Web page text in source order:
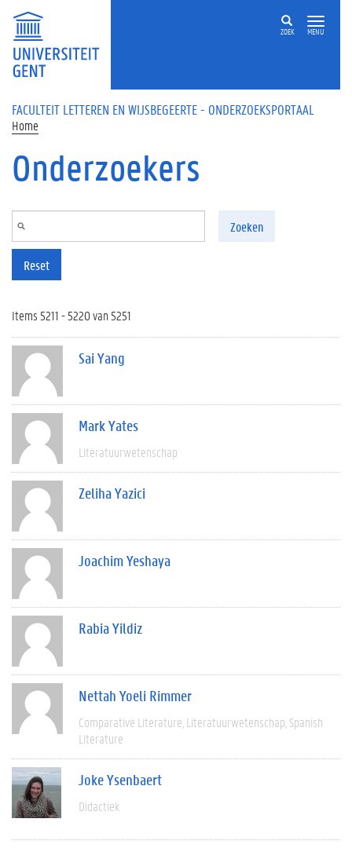
Overslaan en naar de inhoud gaan
ZOEK MENU
FACULTEIT LETTEREN EN WIJSBEGEERTE - ONDERZOEKSPORTAAL
Home
Onderzoekers
Zoeken
Reset
Items 5211 - 5220 van 5251
Sai Yang
Mark Yates
Literatuurwetenschap
Zeliha Yazici
Joachim Yeshaya
Rabia Yildiz
Nettah Yoeli Rimmer
Comparative Literature Literatuurwetenschap Spanish
Literature
Joke Ysenbaert
Didactiek